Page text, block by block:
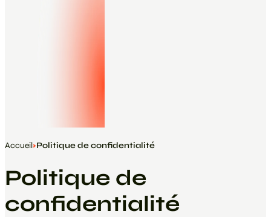
Accueil Politique de confidentialité
Politique de
confidentialité